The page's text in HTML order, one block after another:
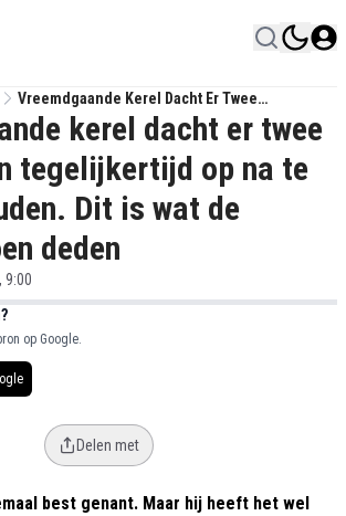
Vreemdgaande Kerel Dacht Er Twee
Vriendinnen Tegelijkertijd Op Na Te Kunnen
Houden. Dit Is Wat De Vrouwen Toen Deden
kerel dacht er twee
tegelijkertijd op na te
Dit is wat de
deden
9:00
op Google.
Delen met
best genant. Maar hij heeft het wel